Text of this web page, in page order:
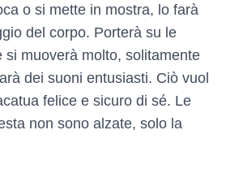
o si mette in mostra, lo farà
del corpo. Porterà su le
si muoverà molto, solitamente
dei suoni entusiasti. Ciò vuol
felice e sicuro di sé. Le
non sono alzate, solo la